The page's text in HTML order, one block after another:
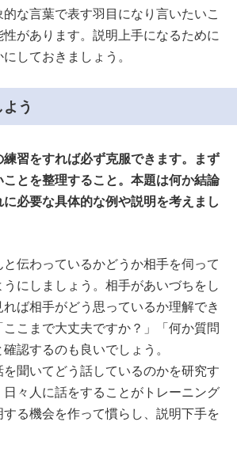
な言葉で表す羽目になり言いたいこ
があります。説明上手になるために
しておきましょう。
う
習をすれば必ず克服できます。まず
とを整理すること。本題は何か結論
必要な具体的な例や説明を考えまし
伝わっているかどうか相手を伺って
にしましょう。相手があいづちをし
ば相手がどう思っているか理解でき
ここまで大丈夫ですか？」「何か質問
認するのも良いでしょう。
聞いてどう話しているのかを研究す
日々人に話をすることがトレーニング
る機会を作って慣らし、説明下手を